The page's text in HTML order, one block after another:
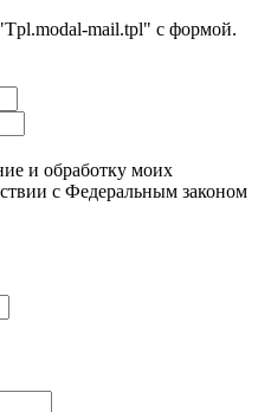
mail.tpl" с формой.
и обработку моих
с Федеральным законом